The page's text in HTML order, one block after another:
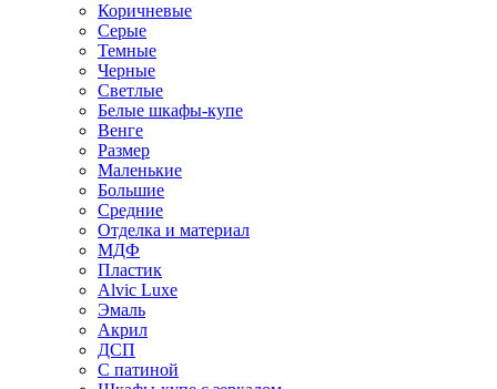
Коричневые
Серые
Темные
Черные
Светлые
Белые шкафы-купе
Венге
Размер
Маленькие
Большие
Средние
Отделка и материал
МДФ
Пластик
Alvic Luxe
Эмаль
Акрил
ДСП
С патиной